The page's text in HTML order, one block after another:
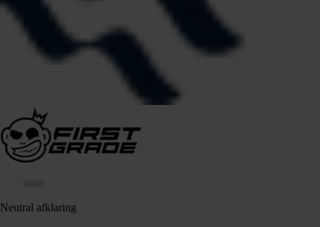
Neutral afklaring